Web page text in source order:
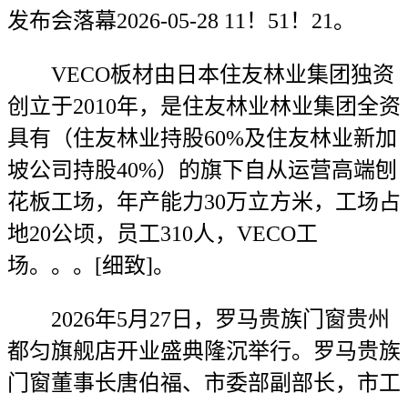
发布会落幕2026-05-28 11！51！21。
VECO板材由日本住友林业集团独资
创立于2010年，是住友林业林业集团全资
具有（住友林业持股60%及住友林业新加
坡公司持股40%）的旗下自从运营高端刨
花板工场，年产能力30万立方米，工场占
地20公顷，员工310人，VECO工
场。。。[细致]。
2026年5月27日，罗马贵族门窗贵州
都匀旗舰店开业盛典隆沉举行。罗马贵族
门窗董事长唐伯福、市委部副部长，市工